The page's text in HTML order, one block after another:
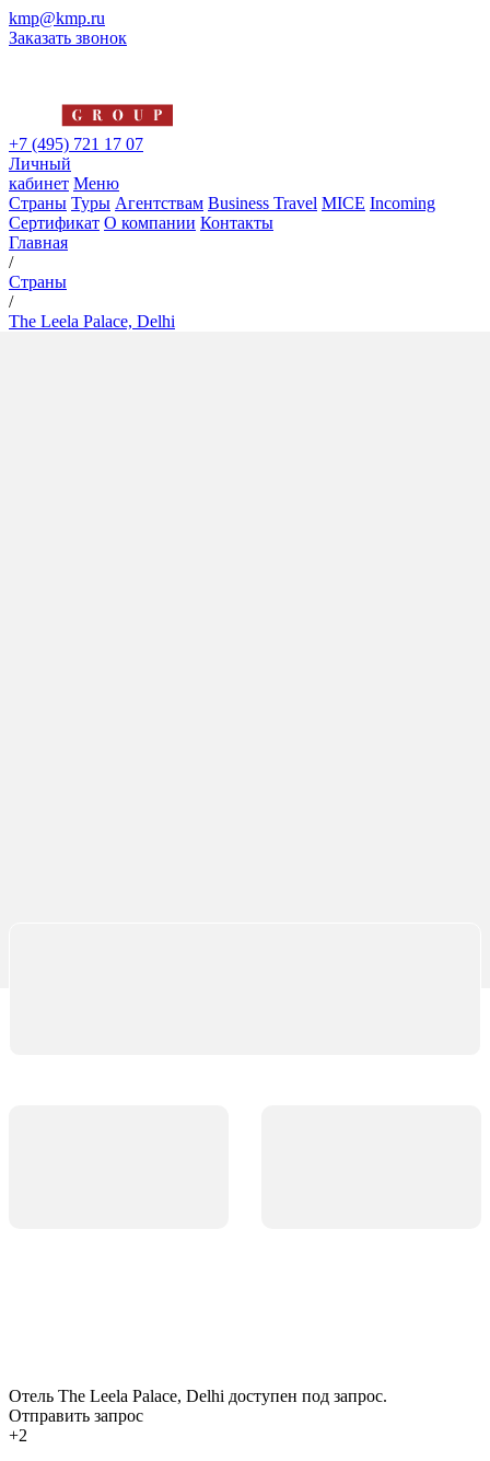
kmp@kmp.ru
Заказать звонок
+7 (495) 721 17 07
Личный
кабинет Меню
Страны Туры Агентствам Business Travel MICE Incoming
Сертификат О компании Контакты
Главная
/
Страны
/
The Leela Palace, Delhi
Отель The Leela Palace, Delhi доступен под запрос.
Отправить запрос
+2